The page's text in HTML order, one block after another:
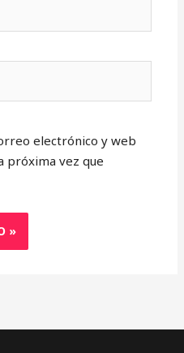
electrónico y web
próxima vez que